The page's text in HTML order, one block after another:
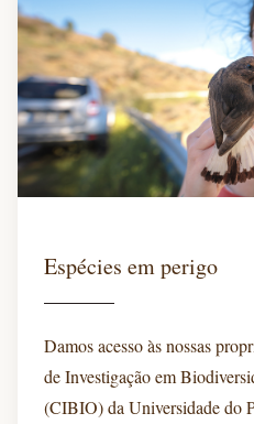
Espécies em perigo
Damos acesso às nossas
de Investigação em
(CIBIO) da Universidade do